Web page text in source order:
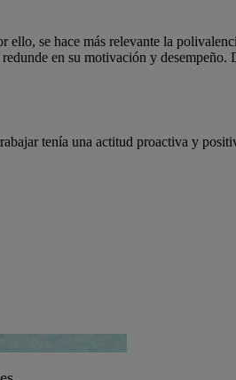
se hace más relevante la
en su motivación y
tenía una actitud proactiva y